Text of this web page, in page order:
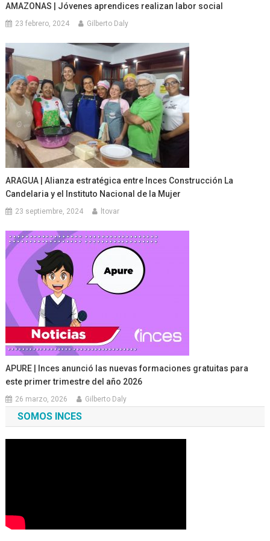
AMAZONAS | Jóvenes aprendices realizan labor social
23 febrero, 2024 Gilberto Daly
ARAGUA | Alianza estratégica entre Inces Construcción La
Candelaria y el Instituto Nacional de la Mujer
23 septiembre, 2024 ltovar
APURE | Inces anunció las nuevas formaciones gratuitas para
este primer trimestre del año 2026
26 marzo, 2026 Gilberto Daly
SOMOS INCES